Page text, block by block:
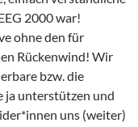
2000 war!
ohne den für
Rückenwind! Wir
bzw. die
ja unterstützen und
uns (weiter)